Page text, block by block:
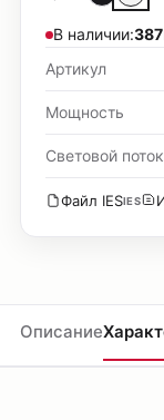
В наличии:387
Артикул
Мощность
Световой поток
Файл IESIES
Описание